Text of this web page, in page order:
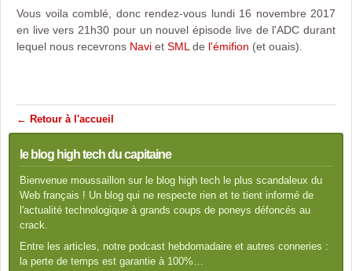
Vous voila comblé, donc rendez-vous lundi 16 novembre 2017
en live vers 21h30 pour un nouvel épisode live de l'ADC durant
lequel nous recevrons Navi et SML de l'émifion (et ouais).
← Retour à l'accueil
le blog high tech du capitaine
Bienvenue moussaillon sur le blog high tech le plus scandaleux du
Web français ! Un blog qui ne respecte rien et te tient informé de
l'actualité technologique à grands coups de poneys défoncés au
crack.
Entre les articles, notre podcast hebdomadaire et autres conneries :
la perte de temps est garantie à 100%…